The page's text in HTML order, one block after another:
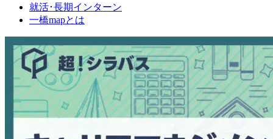
就活･長期インターン
一橋mapとは